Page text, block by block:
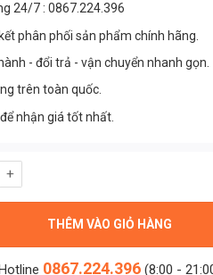
24/7 : 0867.224.396
phân phối sản phẩm chính hãng.
- đổi trả - vận chuyển nhanh gọn.
trên toàn quốc.
nhận giá tốt nhất.
12V 24V 250w (TDLF-12/
THÊM VÀO GIỎ HÀNG
0867.224.396 (8:00 -